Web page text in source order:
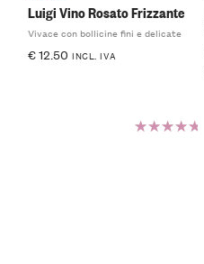
Luigi Vino Rosato Frizzante
Vivace con bollicine fini e delicate
€12.50 INCL. IVA